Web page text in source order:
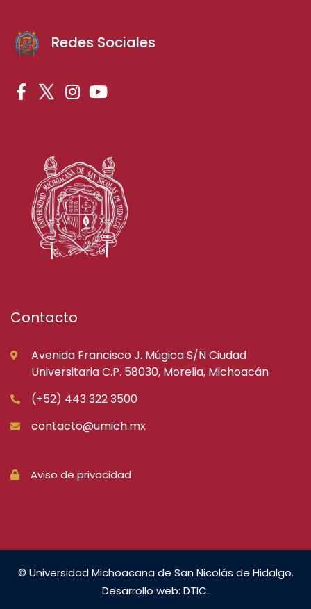
Redes Sociales
Contacto
Avenida Francisco J. Múgica S/N Ciudad
Universitaria C.P. 58030, Morelia, Michoacán
(+52) 443 322 3500
contacto@umich.mx
Aviso de privacidad
© Universidad Michoacana de San Nicolás de Hidalgo.
Desarrollo web: DTIC.